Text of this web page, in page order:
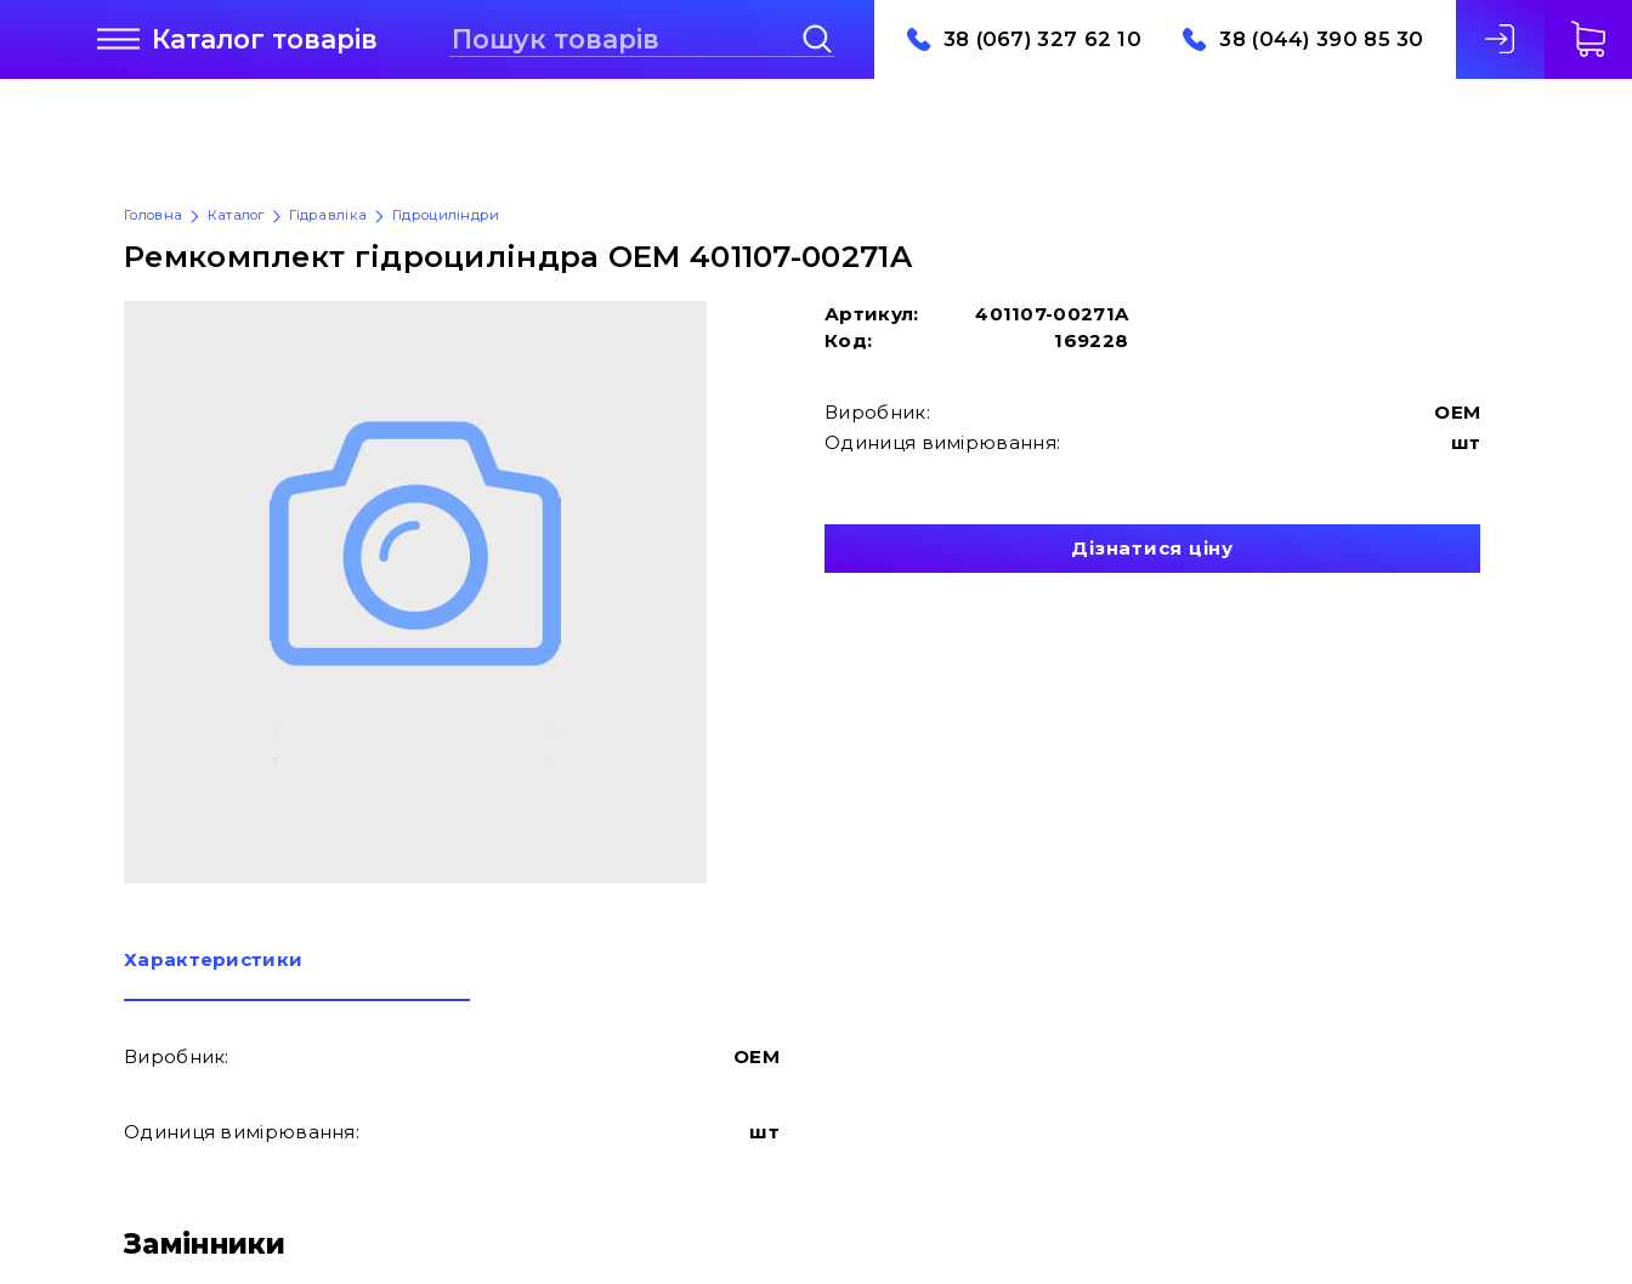
Каталог товарів 38 (067) 327 62 10 38 (044) 390 85 30
Головна Каталог Гідравліка Гідроциліндри
Ремкомплект гідроциліндра OEM 401107-00271A
Артикул:
401107-00271A
Код:
169228
Виробник:
OEM
Одиниця вимірювання:
шт
Дізнатися ціну
Характеристики
Виробник: OEM
Одиниця вимірювання: шт
Замінники